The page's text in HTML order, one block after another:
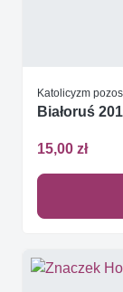
Katolicyzm
Białoruś
15,00 zł